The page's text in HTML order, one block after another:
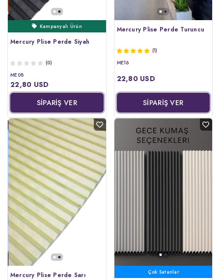
Kampanyalı Ürün
Mercury Plise Perde Siyah
(0)
ME08
22,80 USD
SİPARİŞ VER
Mercury Plise Perde Turuncu
(1)
ME16
22,80 USD
SİPARİŞ VER
Mercury Plise Perde Sarı Kargo Bedava